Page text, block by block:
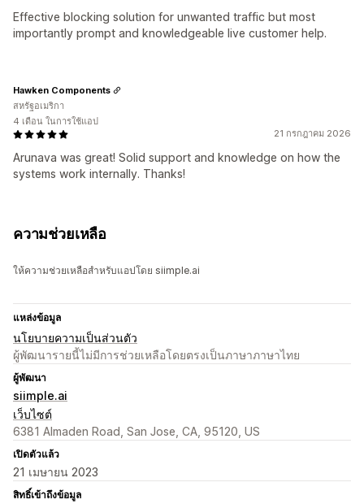
Effective blocking solution for unwanted traffic but most
importantly prompt and knowledgeable live customer help.
21 กรกฎาคม 2026
Arunava was great! Solid support and knowledge on how the
systems work internally. Thanks!
Hawken Components
สหรัฐอเมริกา
4 เดือน ในการใช้แอป
ความช่วยเหลือ
ให้ความช่วยเหลือสำหรับแอปโดย siimple.ai
แหล่งข้อมูล
นโยบายความเป็นส่วนตัว
ผู้พัฒนารายนี้ไม่มีการช่วยเหลือโดยตรงเป็นภาษาภาษาไทย
ผู้พัฒนา
siimple.ai
เว็บไซต์
6381 Almaden Road, San Jose, CA, 95120, US
เปิดตัวแล้ว
21 เมษายน 2023
สิทธิ์เข้าถึงข้อมูล